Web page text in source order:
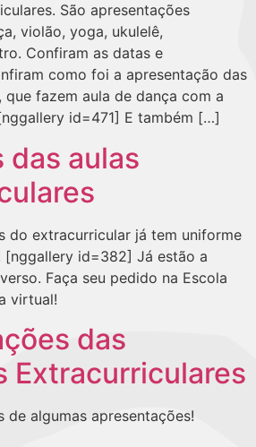
São apresentações
violão, yoga, ukulelê,
Confiram as datas e
como foi a apresentação das
que fazem aula de dança com a
id=471] E também […]
das aulas
do extracurricular já tem uniforme
[nggallery id=382] Já estão a
Faça seu pedido na Escola
virtual!
das
Extracurriculares
algumas apresentações!